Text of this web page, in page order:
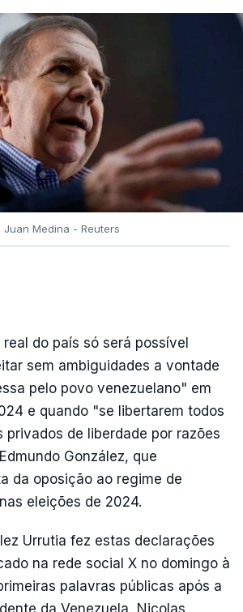
Juan Medina - Reuters
do país só será possível
sem ambiguidades a vontade
pelo povo venezuelano" em
e quando "se libertarem todos
privados de liberdade por razões
González, que
da oposição ao regime de
eleições de 2024.
Urrutia fez estas declarações
na rede social X no domingo à
palavras públicas após a
da Venezuela, Nicolas